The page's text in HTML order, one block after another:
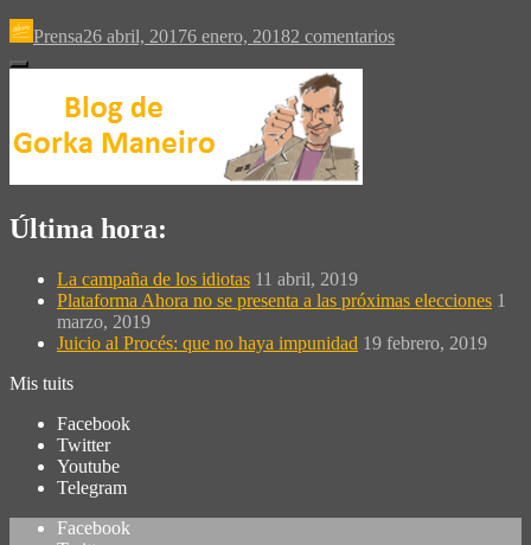
Prensa26 abril, 20176 enero, 20182 comentarios
Última hora:
La campaña de los idiotas 11 abril, 2019
Plataforma Ahora no se presenta a las próximas elecciones 1
marzo, 2019
Juicio al Procés: que no haya impunidad 19 febrero, 2019
Mis tuits
Facebook
Twitter
Youtube
Telegram
Facebook